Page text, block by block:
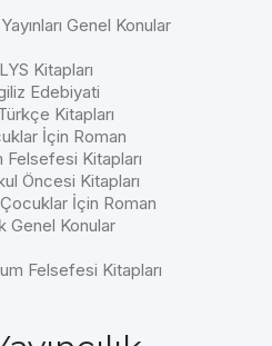
Genel Konular
Kitapları
Edebiyati
Kitapları
İçin Roman
Felsefesi Kitapları
Öncesi Kitapları
Çocuklar İçin Roman
Genel Konular
Felsefesi Kitapları